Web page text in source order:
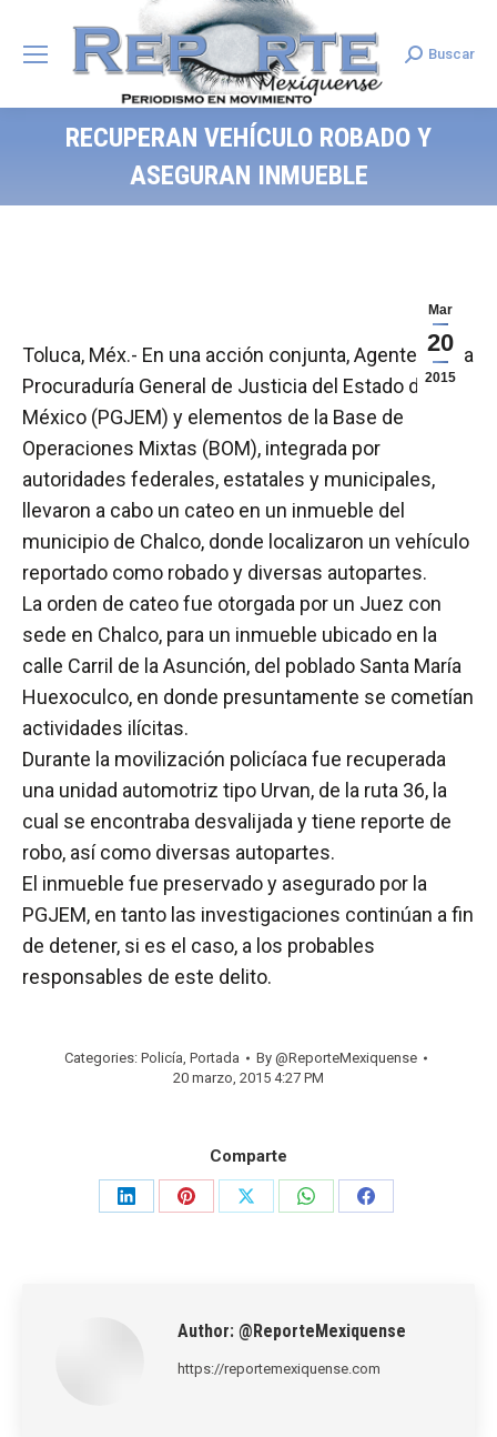
Search:
Buscar
RECUPERAN VEHÍCULO ROBADO Y
ASEGURAN INMUEBLE
Mar
20
2015
Toluca, Méx.- En una acción conjunta, Agentes de la
Procuraduría General de Justicia del Estado de
México (PGJEM) y elementos de la Base de
Operaciones Mixtas (BOM), integrada por
autoridades federales, estatales y municipales,
llevaron a cabo un cateo en un inmueble del
municipio de Chalco, donde localizaron un vehículo
reportado como robado y diversas autopartes.
La orden de cateo fue otorgada por un Juez con
sede en Chalco, para un inmueble ubicado en la
calle Carril de la Asunción, del poblado Santa María
Huexoculco, en donde presuntamente se cometían
actividades ilícitas.
Durante la movilización policíaca fue recuperada
una unidad automotriz tipo Urvan, de la ruta 36, la
cual se encontraba desvalijada y tiene reporte de
robo, así como diversas autopartes.
El inmueble fue preservado y asegurado por la
PGJEM, en tanto las investigaciones continúan a fin
de detener, si es el caso, a los probables
responsables de este delito.
Categories: Policía, Portada By @ReporteMexiquense
20 marzo, 2015 4:27 PM
Comparte
Share
Share
Share
Share
Share
Author: @ReporteMexiquense
https://reportemexiquense.com